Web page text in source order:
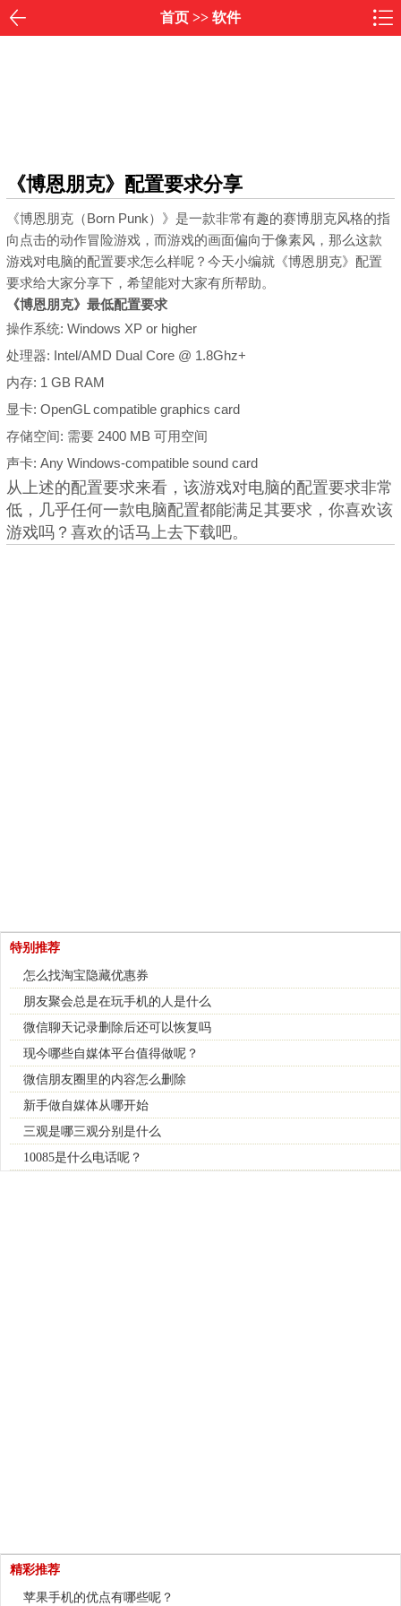
首页>> 软件
《博恩朋克》配置要求分享
《博恩朋克（Born Punk）》是一款非常有趣的赛博朋克风格的指
向点击的动作冒险游戏，而游戏的画面偏向于像素风，那么这款
游戏对电脑的配置要求怎么样呢？今天小编就《博恩朋克》配置
要求给大家分享下，希望能对大家有所帮助。
《博恩朋克》最低配置要求
操作系统: Windows XP or higher
处理器: Intel/AMD Dual Core @ 1.8Ghz+
内存: 1 GB RAM
显卡: OpenGL compatible graphics card
存储空间: 需要 2400 MB 可用空间
声卡: Any Windows-compatible sound card
从上述的配置要求来看，该游戏对电脑的配置要求非常
低，几乎任何一款电脑配置都能满足其要求，你喜欢该
游戏吗？喜欢的话马上去下载吧。
特别推荐
怎么找淘宝隐藏优惠券
朋友聚会总是在玩手机的人是什么
微信聊天记录删除后还可以恢复吗
现今哪些自媒体平台值得做呢？
微信朋友圈里的内容怎么删除
新手做自媒体从哪开始
三观是哪三观分别是什么
10085是什么电话呢？
精彩推荐
苹果手机的优点有哪些呢？